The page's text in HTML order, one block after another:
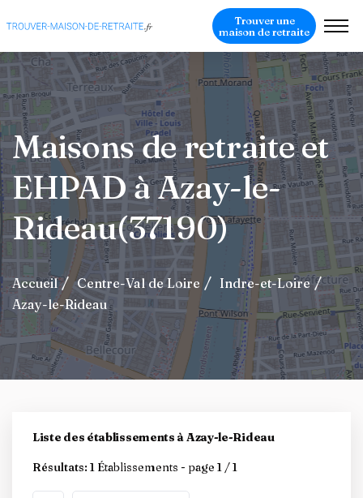
Trouver une
maison de retraite
Maisons de retraite et
EHPAD à Azay-le-
Rideau(37190)
Accueil Centre-Val de Loire
Indre-et-Loire
Azay-le-Rideau
Liste des établissements à Azay-le-Rideau
Résultats: 1 Établissements - page 1 / 1